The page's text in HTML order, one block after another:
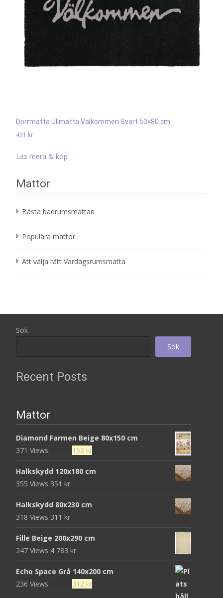
Dörrmatta Ullmatta Välkommen Svart 50×80 cm
431 kr
Läs mera & köp
Mattor
Bästa badrumsmattan
Populära mattor
Att välja rätt Vardagsrumsmatta
Sök
Sök
Recent Posts
Mattor
Diamond Farmen Beige 80x150 cm
371 Views
Det
priset
152 krDet
priset
Halkskydd 120x180 cm
355 Views 351 kr
Halkskydd 80x230 cm
318 Views 311 kr
Fille Beige 200x290 cm
247 Views 4 783 kr
Echo Space Grå 140x200 cm
236 Views
Det
312 krDet